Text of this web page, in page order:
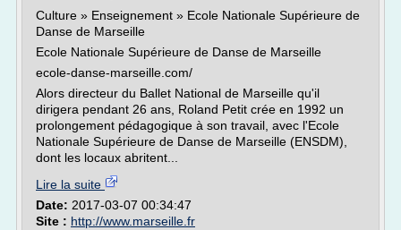
Culture » Enseignement » Ecole Nationale Supérieure de
Danse de Marseille
Ecole Nationale Supérieure de Danse de Marseille
ecole-danse-marseille.com/
Alors directeur du Ballet National de Marseille qu'il
dirigera pendant 26 ans, Roland Petit crée en 1992 un
prolongement pédagogique à son travail, avec l'Ecole
Nationale Supérieure de Danse de Marseille (ENSDM),
dont les locaux abritent...
Lire la suite
Date: 2017-03-07 00:34:47
Site : http://www.marseille.fr